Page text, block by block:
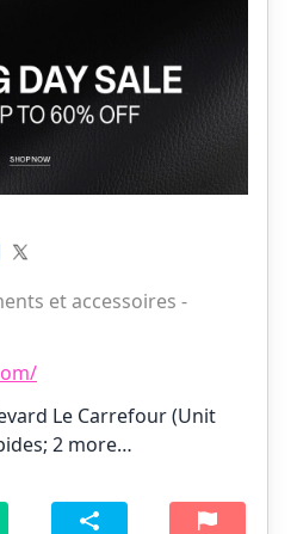
et accessoires -
Le Carrefour (Unit
2 more…